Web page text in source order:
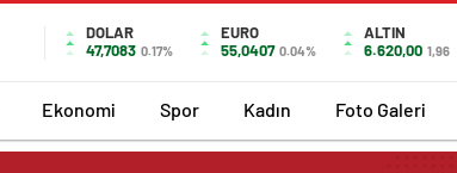
DOLAR
47,7083 0.17%
EURO
55,0407 0.04%
ALTIN
6.620,00 1,96
Ekonomi Spor Kadın Foto Galeri